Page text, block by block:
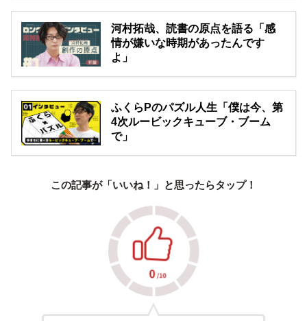
河村拓哉、読書の原点を語る「感
情が嫌いな時期があったんです
よ」
ふくらPのパズル人生「僕は今、第
4次ルービックキューブ・ブーム
で」
この記事が「いいね！」と思ったらタップ！